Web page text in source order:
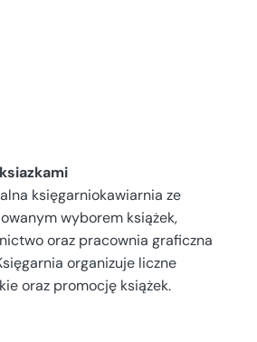
księgarniokawiarnia ze
wyborem książek,
oraz pracownia graficzna
organizuje liczne
oraz promocję książek.